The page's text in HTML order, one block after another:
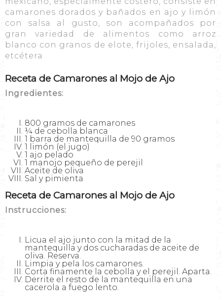
camarones dorados y bañados en ajo y limón
con salsa al gusto, son acompañados por
gran variedad de alimentos como arroz
blanco con granos de elote, frijoles, ensalada,
etcétera
Receta de Camarones al Mojo de Ajo
Ingredientes:
800 gramos de camarones
¼ de cebolla blanca
1 barra de mantequilla de 90 gramos
1 limón (el jugo)
1 ajo pelado
1 manojo pequeño de perejil
Aceite de oliva
Sal y pimienta
Receta de Camarones al Mojo de Ajo
Instrucciones:
Licua el ajo junto con la mitad de la
mantequilla y dos cucharadas de aceite de
oliva. Reserva.
Limpia y pela los camarones.
Corta finamente la cebolla y el perejil. Aparta.
Derrite el resto de la mantequilla en una
cacerola a fuego lento.